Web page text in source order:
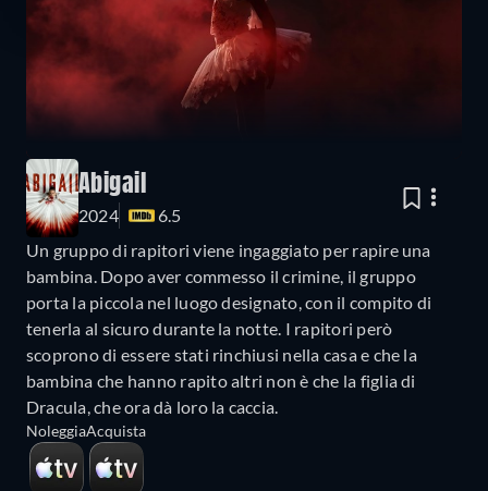
Abigail
2024
6.5
Un gruppo di rapitori viene ingaggiato per rapire una
bambina. Dopo aver commesso il crimine, il gruppo
porta la piccola nel luogo designato, con il compito di
tenerla al sicuro durante la notte. I rapitori però
scoprono di essere stati rinchiusi nella casa e che la
bambina che hanno rapito altri non è che la figlia di
Dracula, che ora dà loro la caccia.
NoleggiaAcquista